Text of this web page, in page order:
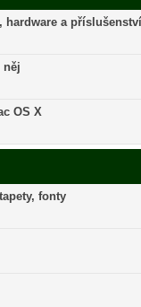
hardware a příslušenství
něj
OS X
fonty